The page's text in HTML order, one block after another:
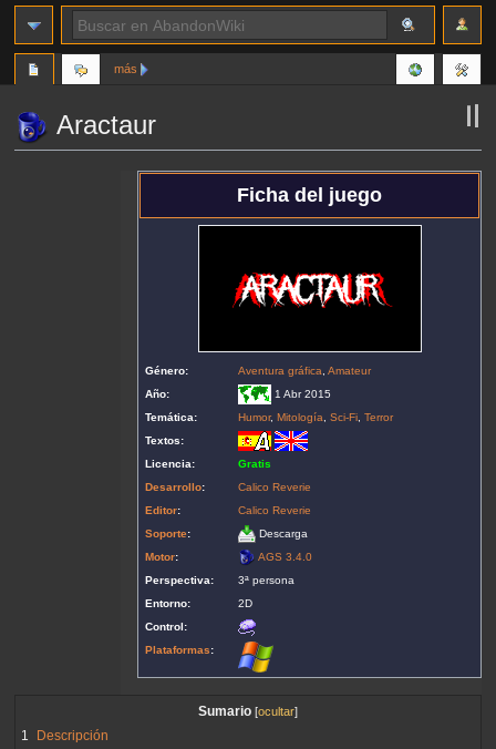
Aractaur
Ficha del juego
Género: Aventura gráfica ,Amateur
Año:
1 Abr 2015
Temática:
Humor,Mitología ,Sci-Fi ,Terror
Textos:
Licencia:
Gratis
Desarrollo:
Calico Reverie
Editor:
Calico Reverie
Soporte:
Descarga
Motor:
AGS 3.4.0
Perspectiva:
3ª persona
Entorno:
2D
Control:
Plataformas:
Sumario
1
Descripción
más